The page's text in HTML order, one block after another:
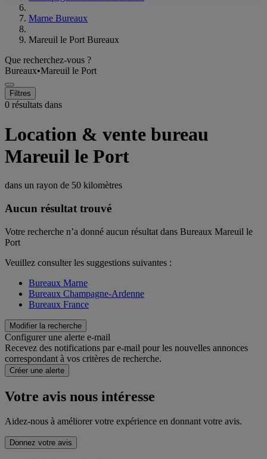
Marne Bureaux
Mareuil le Port Bureaux
Que recherchez-vous ?
Bureaux•Mareuil le Port
Filtres
0 résultats dans
Location & vente bureau
Mareuil le Port
dans un rayon de 50 kilomètres
Aucun résultat trouvé
Votre recherche n’a donné aucun résultat dans Bureaux Mareuil le
Port
Veuillez consulter les suggestions suivantes :
Bureaux Marne
Bureaux Champagne-Ardenne
Bureaux France
Modifier la recherche
Configurer une alerte e-mail
Recevez des notifications par e-mail pour les nouvelles annonces
correspondant à vos critères de recherche.
Créer une alerte
Votre avis nous intéresse
Aidez-nous à améliorer votre expérience en donnant votre avis.
Donnez votre avis